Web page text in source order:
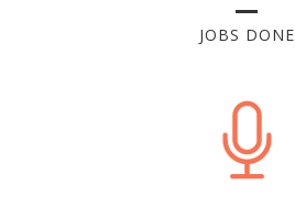
JOBS DONE